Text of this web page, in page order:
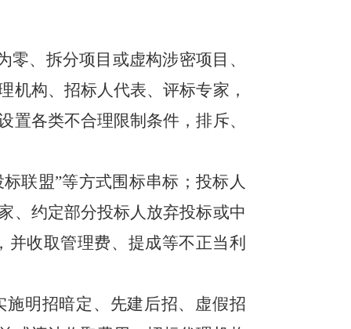
、拆分项目或虚构涉密项目、
机构、招标人代表、评标专家，
各类不合理限制条件，排斥、
标联盟”等方式围标串标；投标人
、约定部分投标人放弃投标或中
收取管理费、提成等不正当利
明招暗定、先建后招、虚假招